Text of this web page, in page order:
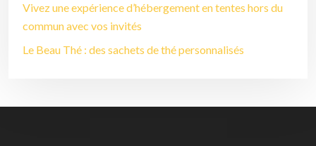
Vivez une expérience d’hébergement en tentes hors du
commun avec vos invités
Le Beau Thé : des sachets de thé personnalisés